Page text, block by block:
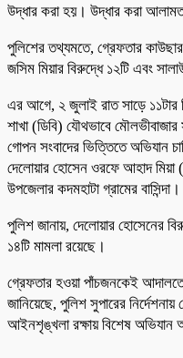
উদ্ধার করা হয়। উদ্ধার করা
পুলিশের তথ্যমতে, গ্রেফতার কাউছার
জসিম মিয়ার বিরুদ্ধে ১২টি এবং
এর আগে, ২ জুলাই রাত সাড়ে ১১টার
শাখা (ডিবি) যৌথভাবে
গোপন সংবাদের ভিত্তিতে অভিযান
দেলোয়ার হোসেন ওরফে আহাদ
উপজেলার কদমহাটা গ্রামের বাসিন্দা।
পুলিশ জানায়, দেলোয়ার হোসেনের
১৪টি মামলা রয়েছে।
গ্রেফতার হওয়া পাঁচজনকেই
জানিয়েছে, পুলিশ সুপারের
আইনশৃঙ্খলা রক্ষায় বিশেষ অভিযান